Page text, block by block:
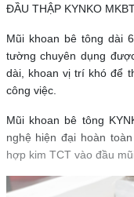
ĐẦU THẬP KYNKO
Mũi khoan bê tông dài
tường chuyên dụng
dài, khoan vị trí khó để
công việc.
Mũi khoan bê tông
nghệ hiện đại hoàn
hợp kim TCT vào đầu